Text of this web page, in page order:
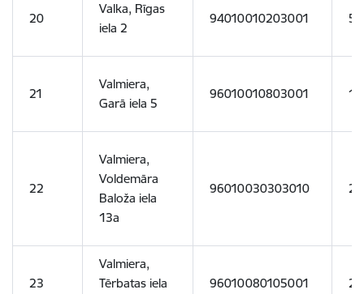
20
Valka, Rīgas
iela 2
94010010203001
21
Valmiera,
Garā iela 5
96010010803001
22
Valmiera,
Voldemāra
Baloža iela
13a
96010030303010
23
Valmiera,
Tērbatas iela
96010080105001